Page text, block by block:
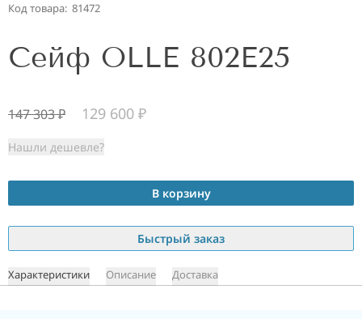
Код товара: 81472
Сейф OLLE 802E25
147 303₽ 129 600 ₽
Нашли дешевле?
В корзину
Быстрый заказ
Характеристики Описание Доставка